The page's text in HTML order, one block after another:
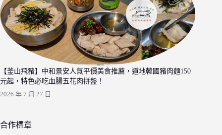
【釜山飛豬】中和景安人氣平價美食推薦，道地韓國豬肉麵150
元起，特色必吃血腸五花肉拼盤！
2026 年 7 月 27 日
合作標章